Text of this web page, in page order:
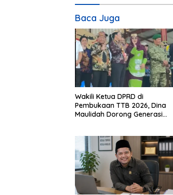
Baca Juga
Wakili Ketua DPRD di
Pembukaan TTB 2026, Dina
Maulidah Dorong Generasi